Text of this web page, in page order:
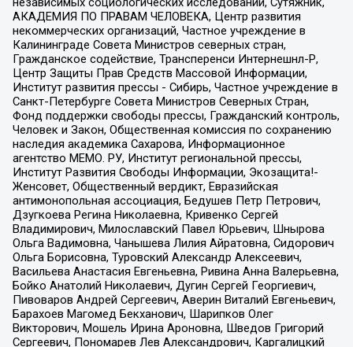
АКАДЕМИЯ ПО ПРАВАМ ЧЕЛОВЕКА, Центр развития
некоммерческих организаций, Частное учреждение в
Калининграде Совета Министров северных стран,
Гражданское содействие, Трансперенси Интернешнл-Р,
Центр Защиты Прав Средств Массовой Информации,
Институт развития прессы - Сибирь, Частное учреждение в
Санкт-Петербурге Совета Министров Северных Стран,
Фонд поддержки свободы прессы, Гражданский контроль,
Человек и Закон, Общественная комиссия по сохранению
наследия академика Сахарова, Информационное
агентство МЕМО. РУ, Институт региональной прессы,
Институт Развития Свободы Информации, Экозащита!-
Женсовет, Общественный вердикт, Евразийская
антимонопольная ассоциация, Бедушев Петр Петрович,
Дзугкоева Регина Николаевна, Кривенко Сергей
Владимирович, Милославский Павел Юрьевич, Шнырова
Ольга Вадимовна, Чанышева Лилия Айратовна, Сидорович
Ольга Борисовна, Туровский Александр Алексеевич,
Васильева Анастасия Евгеньевна, Ривина Анна Валерьевна,
Бойко Анатолий Николаевич, Дугин Сергей Георгиевич,
Пивоваров Андрей Сергеевич, Аверин Виталий Евгеньевич,
Барахоев Магомед Бекханович, Шарипков Олег
Викторович, Мошель Ирина Ароновна, Шведов Григорий
Сергеевич, Пономарев Лев Александрович, Каргалицкий